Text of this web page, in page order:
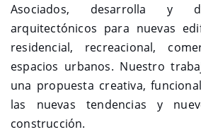
Asociados, desarrolla y
arquitectónicos para nuevas
residencial, recreacional,
espacios urbanos. Nuestro
una propuesta creativa,
las nuevas tendencias y
construcción.